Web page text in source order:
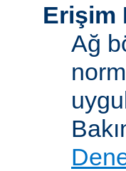
Erişim
Ağ